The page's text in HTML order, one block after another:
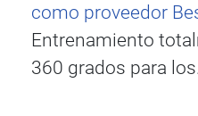
como proveedor
Entrenamiento
360 grados para